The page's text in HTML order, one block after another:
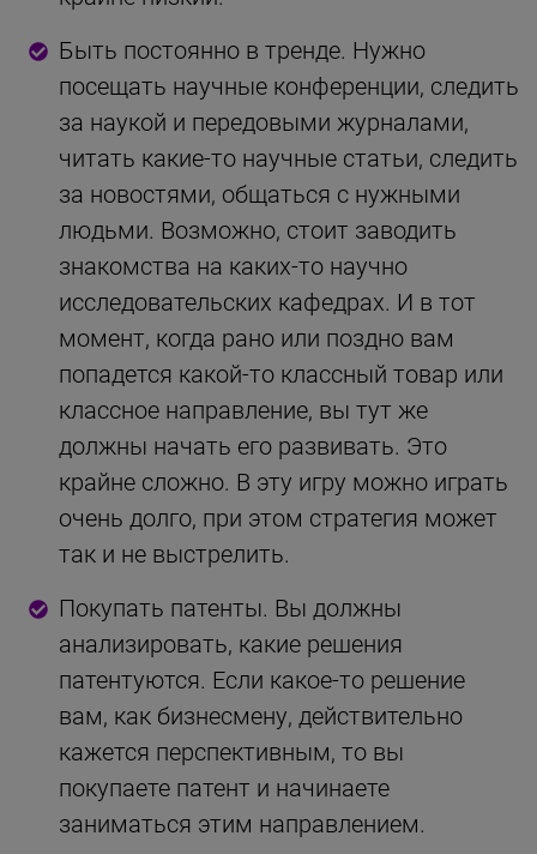
Быть постоянно в тренде. Нужно
посещать научные конференции, следить
за наукой и передовыми журналами,
читать какие-то научные статьи, следить
за новостями, общаться с нужными
людьми. Возможно, стоит заводить
знакомства на каких-то научно
исследовательских кафедрах. И в тот
момент, когда рано или поздно вам
попадется какой-то классный товар или
классное направление, вы тут же
должны начать его развивать. Это
крайне сложно. В эту игру можно играть
очень долго, при этом стратегия может
так и не выстрелить.
Покупать патенты. Вы должны
анализировать, какие решения
патентуются. Если какое-то решение
вам, как бизнесмену, действительно
кажется перспективным, то вы
покупаете патент и начинаете
заниматься этим направлением.